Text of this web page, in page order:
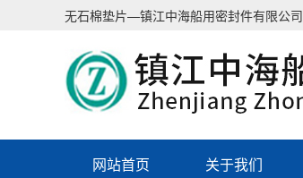
无石棉垫片—镇江中海船用密封件有限公司
网站首页 关于我们